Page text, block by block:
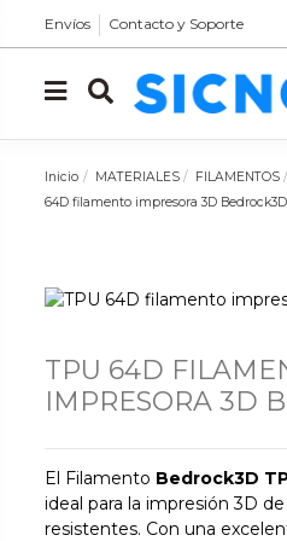
Envíos Contacto y Soporte
Inicio MATERIALES FILAMENTOS
64D filamento impresora 3D Bedrock3D
TPU 64D
IMPRESORA 3D
El Filamento Bedrock3D
ideal para la impresión 3D
resistentes. Con una